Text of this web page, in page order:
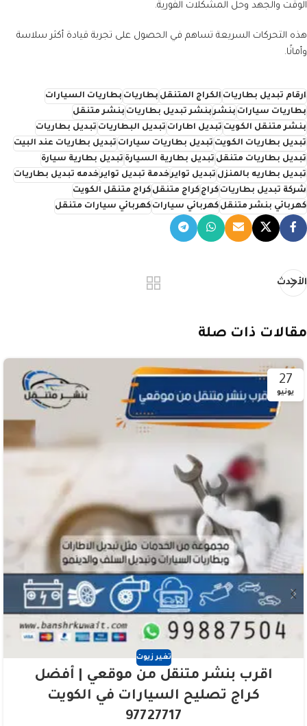
الوقت والجهد وحل المشكلات الفورية.
هذه التحركات السريعة تساهم في الحصول على تجربة قيادة أكثر سلاسة
وأمانًا.
ارقام تبديل بطاريات الكراج المتنقل بطاريات بطاريات السيارات
بطاريات سيارات بنشربنشر تبديل بطاريات بنشر متنقل
بنشر متنقل الكويت تبديل اطارات تبديل البطاريات تبديل بطاريات
تبديل بطاريات الكويت تبديل بطاريات سيارات تبديل بطاريات عند البيت
تبديل بطاريات متنقل تبديل بطارية السيارة تبديل بطارية سيارة
تبديل بطاريه بالمنزل تبديل توايرخدمة تبديل توايرخدمه تبديل بطاريات
شركة تبديل بطاريات كراج كراج متنقل كراج متنقل الكويت
كهربائي بنشر متنقل كهربائي سيارات كهربائي سيارات متنقل
الأحدث
مقالات ذات صلة
27
يونيو
تغير زيوت
اقرب بنشر متنقل من موقعي | أفضل
كراج تصليح السيارات في الكويت
97727717